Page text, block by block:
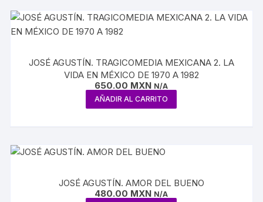
JOSÉ AGUSTÍN. TRAGICOMEDIA MEXICANA 2. LA
VIDA EN MÉXICO DE 1970 A 1982
650.00 MXN N/A
AÑADIR AL CARRITO
JOSÉ AGUSTÍN. AMOR DEL BUENO
480.00 MXN N/A